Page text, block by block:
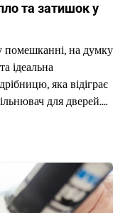
та затишок у
на думку
ідеальна
яка відіграє
для дверей.…